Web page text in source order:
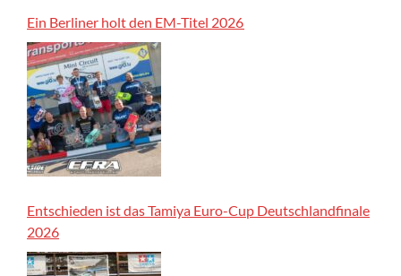
Ein Berliner holt den EM-Titel 2026
Entschieden ist das Tamiya Euro-Cup Deutschlandfinale
2026